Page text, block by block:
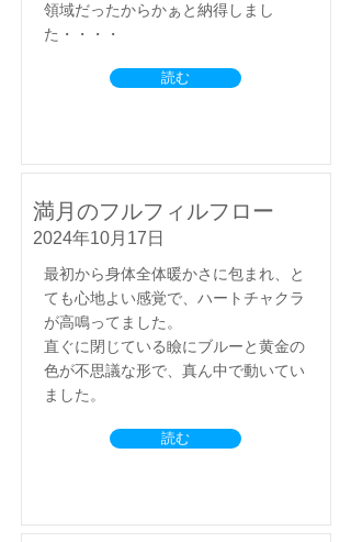
領域だったからかぁと納得しまし
た・・・・
読む
満月のフルフィルフロー
2024年10月17日
最初から身体全体暖かさに包まれ、と
ても心地よい感覚で、ハートチャクラ
が高鳴ってました。
直ぐに閉じている瞼にブルーと黄金の
色が不思議な形で、真ん中で動いてい
ました。
読む